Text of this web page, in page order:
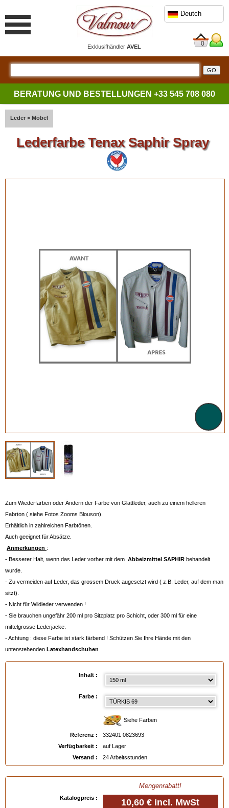
ExklusifhändlerAVEL
Deutch
0
BERATUNG UND BESTELLUNGEN +33 545 708 080
Leder > Möbel
Lederfarbe Tenax Saphir Spray
Zum Wiederfärben oder Ändern der Farbe von Glattleder, auch zu einem helleren
Fabrton ( siehe Fotos Zooms Blouson).
Erhältlich in zahlreichen Farbtönen.
Auch geeignet für Absätze.
Anmerkungen :
- Besserer Halt, wenn das Leder vorher mit dem Abbeizmittel SAPHIR behandelt
wurde.
- Zu vermeiden auf Leder, das grossem Druck augesetzt wird ( z.B. Leder, auf dem man
sitzt).
- Nicht für Wildleder verwenden !
- Sie brauchen ungefähr 200 ml pro Sitzplatz pro Schicht, oder 300 ml für eine
mittelgrosse Lederjacke.
- Achtung : diese Farbe ist stark färbend ! Schützen Sie Ihre Hände mit den
untenstehenden Latexhandschuhen
- Auch für Kunstleder und PVC geeignet.
- Für die Farbauswahl bitte auf die untenstehende Farbpalette klicken, oder das
bestellen, siehe unten.
Inhalt :
Farbe :
Siehe Farben
Referenz :
332401 0823693
Verfügbarkeit :
auf Lager
Versand :
24 Arbeitsstunden
Mengenrabatt!
Katalogpreis : 10,60 € incl. MwSt